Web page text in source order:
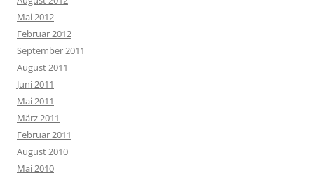
Mai 2012
Februar 2012
September 2011
August 2011
Juni 2011
Mai 2011
März 2011
Februar 2011
August 2010
Mai 2010